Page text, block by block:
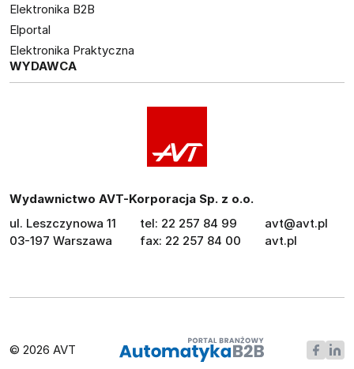
Elektronika B2B
Elportal
Elektronika Praktyczna
WYDAWCA
Wydawnictwo AVT-Korporacja Sp. z o.o.
ul. Leszczynowa 11
03-197 Warszawa
tel: 22 257 84 99
fax: 22 257 84 00
avt@avt.pl
avt.pl
© 2026 AVT